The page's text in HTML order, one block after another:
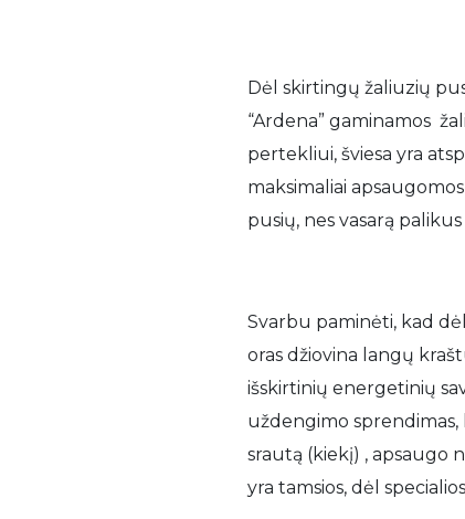
Dėl skirtingų žaliuzių
“Ardena” gaminamos
pertekliui, šviesa yra
maksimaliai
pusių, nes vasarą
Svarbu paminėti, kad
oras džiovina langų
išskirtinių energetinių
uždengimo sprendimas,
srautą (kiekį) , apsaugo
yra tamsios, dėl